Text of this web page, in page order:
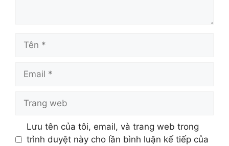
web
Lưu tên của tôi, email, và trang web trong
trình duyệt này cho lần bình luận kế tiếp của